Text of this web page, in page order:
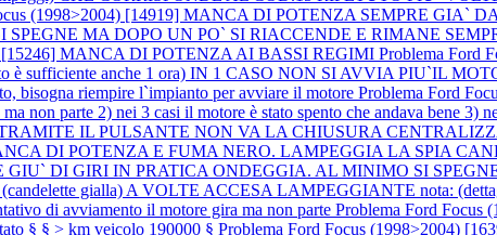
(1998>2004) [14919] MANCA DI POTENZA SEMPRE GIA`
MA DOPO UN PO` SI RIACCENDE E RIMANE
[15246] MANCA DI POTENZA AI BASSI REGIMI Problema Ford
sufficiente anche 1 ora) IN 1 CASO NON SI AVVIA PIU`IL
bisogna riempire l`impianto per avviare il motore Problema Ford
parte 2) nei 3 casi il motore è stato spento che andava bene 3)
IL PULSANTE NON VA LA CHIUSURA
DI POTENZA E FUMA NERO. LAMPEGGIA LA SPIA
DI GIRI IN PRATICA ONDEGGIA. AL MINIMO SI
gialla) A VOLTE ACCESA LAMPEGGIANTE nota:
di avviamento il motore gira ma non parte Problema Ford
§ § > km veicolo 190000 § Problema Ford Focus (1998>2004)